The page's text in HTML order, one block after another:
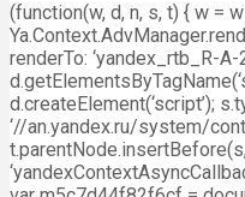
(function(w, d, n, s, t) { w =
renderTo: ‘yandex_rtb_R-
d.createElement(‘script’);
‘//an.yandex.ru/system/